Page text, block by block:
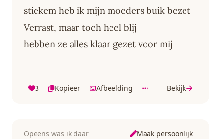
stiekem heb ik mijn moeders buik bezet
Verrast, maar toch heel blij
hebben ze alles klaar gezet voor mij
3 Kopieer Afbeelding Bekijk
Opeens was ik daar Maak persoonlijk